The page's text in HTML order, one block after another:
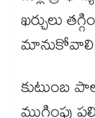
ఖర్చులు
కుటుంబ